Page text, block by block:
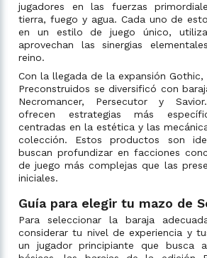
jugadores en las fuerzas
tierra, fuego y agua. Cada uno de
en un estilo de juego único,
aprovechan las sinergias
reino.
Con la llegada de la expansión
Preconstruidos se diversificó con
Necromancer, Persecutor y
ofrecen estrategias más
centradas en la estética y las
colección. Estos productos son
buscan profundizar en facciones
de juego más complejas que las
iniciales.
Guía para elegir tu mazo de
Para seleccionar la baraja
considerar tu nivel de experiencia y
un jugador principiante que busca